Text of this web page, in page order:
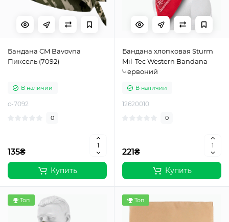
Бандана CM Bavovna
Пиксель (7092)
В наличии
c-7092
0
135₴
Купить
Бандана хлопковая Sturm
Mil-Tec Western Bandana
Червоний
В наличии
12620010
0
221₴
Купить
Топ Топ